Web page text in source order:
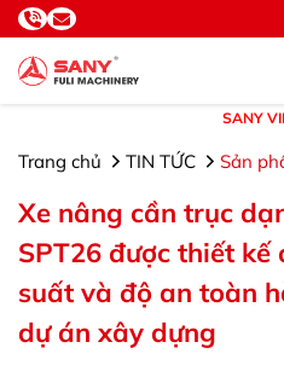
SANY VIỆT
Trang chủ TIN TỨC Sản
Xe nâng cần trục
SPT26 được thiết
suất và độ an toàn
dự án xây dựng